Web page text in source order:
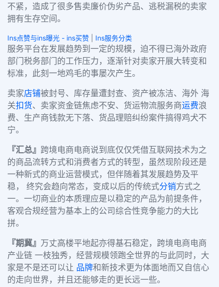
不紧，造成了很多售卖廉价伪劣产品、逃税漏税的卖家
拥有生存空间。
Ins点赞与ins曝光 - ins买赞 Ins服务分类
服务平台在发展趋势到一定的规模，迫不得已海外政府
部门税务部门的工作压力，逐渐针对卖家开展大转变和
标准，此刻一地鸡毛的事屡次产生。
卖家店铺被封号、库存量遭封查、资产被冻洁、海外 海
关扣货、卖家资金链焦虑不安、货运物流服务商运费浪
费、生产商钱款无下落、货品理赔纠纷案件搞得鸡犬不
宁。
『汇总』 跨境电商电商说到底仅仅凭借互联网技术为之
的商品流转方式和消费者方式的转型，虽然现阶段还是
一种新式的商业运营模式，但伴随着其发展趋势及平
稳， 终究会趋向常态，变成以后的传统式分销方式之
一。一切商业的本质理应是以稳定的产品为前提条件，
客观合规经营为基本上的公司综合性竞争能力的大比
拼。
『期冀』 万丈高楼平地起亦得基石稳定，跨境电商电商
产业链 一枝独秀，经营规模领跑全世界的与此同时，大
家是不是还可以让 品牌和新技术更为体面地而又自信心
的走向世界，并且还能够走的更长远一些。